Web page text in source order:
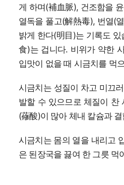
게 하며(補血脈), 건조함을
열독을 풀고(解熱毒), 번열(
밝게 한다(明目)는 기록도
食)는 겁니다. 비위가 약한
입맛이 없을 때 시금치를 먹
시금치는 성질이 차고 미끄
발할 수 있으므로 체질이 찬
(蓚酸)이 많아 체내 칼슘과
시금치는 몸의 열을 내리고
은 된장국을 끓여 한 그릇 먹